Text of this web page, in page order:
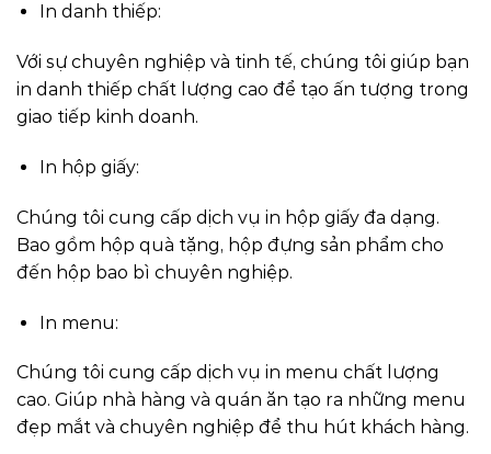
In danh thiếp:
Với sự chuyên nghiệp và tinh tế, chúng tôi giúp bạn
in danh thiếp chất lượng cao để tạo ấn tượng trong
giao tiếp kinh doanh.
In hộp giấy:
Chúng tôi cung cấp dịch vụ in hộp giấy đa dạng.
Bao gồm hộp quà tặng, hộp đựng sản phẩm cho
đến hộp bao bì chuyên nghiệp.
In menu:
Chúng tôi cung cấp dịch vụ in menu chất lượng
cao. Giúp nhà hàng và quán ăn tạo ra những menu
đẹp mắt và chuyên nghiệp để thu hút khách hàng.